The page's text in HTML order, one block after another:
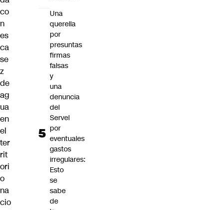
co
n
es
ca
se
z
de
ag
ua
en
el
ter
rit
ori
o
na
cio
Una
querella
por
presuntas
firmas
falsas
y
una
denuncia
del
Servel
por
eventuales
gastos
irregulares:
Esto
se
sabe
de